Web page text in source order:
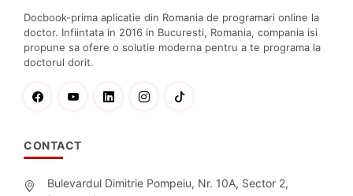
Docbook-prima aplicatie din Romania de programari online la
doctor. Infiintata in 2016 in Bucuresti, Romania, compania isi
propune sa ofere o solutie moderna pentru a te programa la
doctorul dorit.
CONTACT
Bulevardul Dimitrie Pompeiu, Nr. 10A, Sector 2,